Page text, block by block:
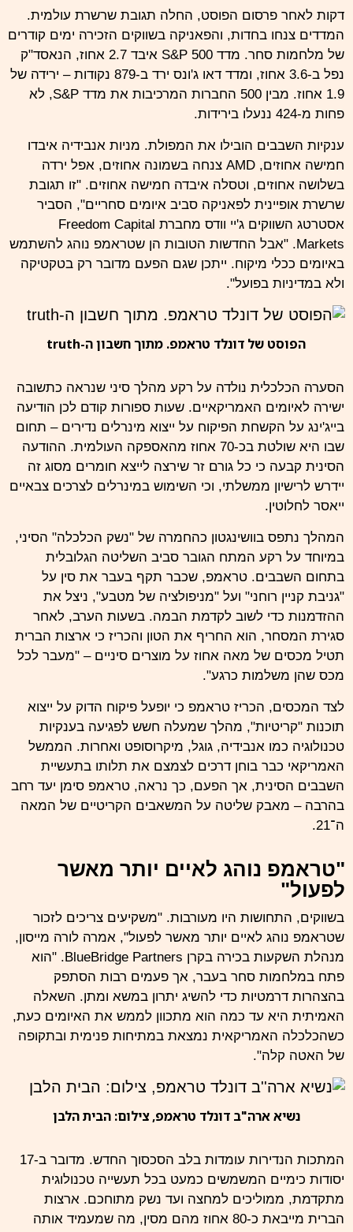
דקות לאחר פרסום הפוסט, החלה תגובת שרשרת עולמית.
המדדים צנחו בחדות, והפאניקה בשווקים הזכירה ימים קודרים
של מלחמות סחר. מדד
S&P 500 איבד 2.7 אחוז, הנאסד"ק
נפל ב-3.6 אחוז, ומדד דאו ג'ונס ירד ב-879 נקודות – ירידה של
1.9 אחוז. מבין 500 החברות המרכיבות את מדד S&P, לא
פחות מ-424 ננעלו בירידות.
ענקיות השבבים הובילו את המפולת. מניות אנבידיה איבדו
חמישה אחוזים, AMD צנחה בשמונה אחוזים, אפל ירדה
בשלושה אחוזים, וטסלה איבדה חמישה אחוזים. "זו תגובת
שרשרת אופיינית לפאניקה סביב איומים סחריים", הסביר
אסטרטג השווקים ג'יי וודס מחברת Freedom Capital
Markets. "אבל החדשות הטובות הן שטראמפ נוהג להשתמש
באיומים ככלי מיקוח. ייתכן שגם הפעם מדובר רק בטקטיקה
ולא במדיניות בפועל".
הפוסט של דונלד טראמפ. מתוך חשבון ה-truth
הסערה הכלכלית נולדה על רקע מהלך סיני שנראה כתשובה
ישירה לאיומים האמריקאיים. שעות ספורות קודם לכן הודיעה
בייג'ינג על הקשחת הפיקוח על ייצוא מינרלים נדירים – תחום
שבו היא שולטת בכ-70 אחוז מהאספקה העולמית. ההודעה
הסינית קבעה כי כל גורם זר שירצה לייצא חומרים מסוג זה
יידרש לרישיון ממשלתי, וכי השימוש במינרלים לצרכים צבאיים
ייאסר לחלוטין.
המהלך נתפס בוושינגטון כהחמרה של "נשק הכלכלה" הסיני,
במיוחד על רקע המתח הגובר סביב השליטה הגלובלית
בתחום השבבים. טראמפ, שכבר תקף בעבר את סין על
"גניבת קניין רוחני" ועל "מניפולציה של מטבע", ניצל את
ההזדמנות כדי לשוב לקדמת הבמה. בשעות הערב, לאחר
סגירת המסחר, הוא החריף את הטון והכריז כי ארצות הברית
תטיל מכסים של מאה אחוז על מוצרים סיניים – "מעבר לכל
מכס שהן משלמות כרגע".
לצד המכסים, הכריז טראמפ כי יופעל פיקוח הדוק על ייצוא
תוכנות "קריטיות", מהלך שמעלה חשש לפגיעה בענקיות
טכנולוגיה כמו אנבידיה, גוגל, מיקרוסופט ואחרות. הממשל
האמריקאי כבר בוחן דרכים לצמצם את תלותו בתעשיית
השבבים הסינית, אך הפעם, כך נראה, טראמפ סימן יעד רחב
בהרבה – מאבק שליטה על המשאבים הקריטיים של המאה
ה־21.
"טראמפ נוהג לאיים יותר מאשר
לפעול"
בשווקים, התחושות היו מעורבות. "משקיעים צריכים לזכור
שטראמפ נוהג לאיים יותר מאשר לפעול", אמרה לורה מייסון,
מנהלת השקעות בכירה בקרן BlueBridge Partners. "הוא
פתח במלחמות סחר בעבר, אך פעמים רבות הסתפק
בהצהרות דרמטיות כדי להשיג יתרון במשא ומתן. השאלה
האמיתית היא עד כמה הוא מתכוון לממש את האיומים כעת,
כשהכלכלה האמריקאית נמצאת במתיחות פנימית ובתקופה
של האטה קלה".
נשיא ארה"ב דונלד טראמפ, צילום: הבית הלבן
המתכות הנדירות עומדות בלב הסכסוך החדש. מדובר ב-17
יסודות כימיים המשמשים כמעט בכל תעשייה טכנולוגית
מתקדמת, ממוליכים למחצה ועד נשק מתוחכם. ארצות
הברית מייבאת כ-80 אחוז מהם
מסין, מה שמעמיד אותה